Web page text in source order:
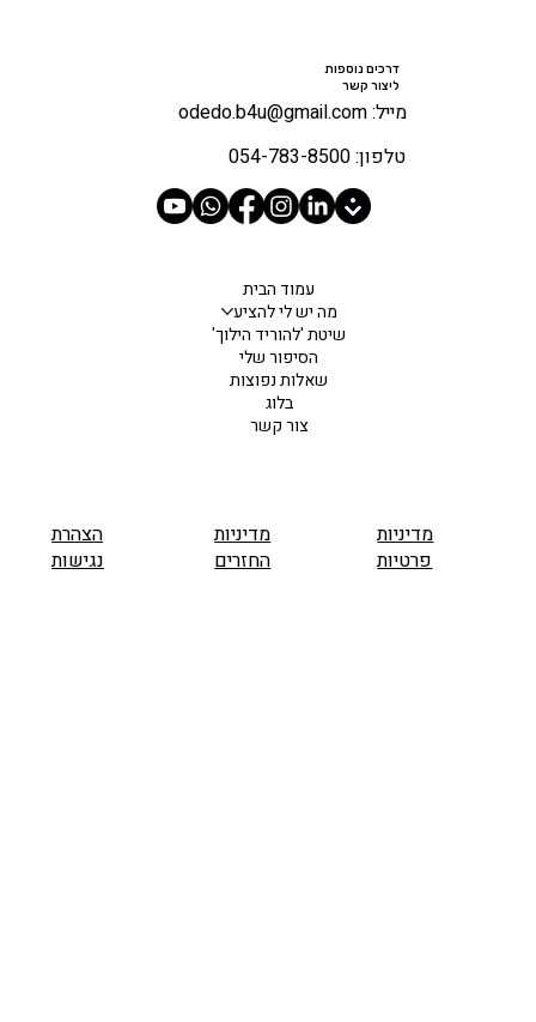
דרכים נוספות
ליצור קשר
מייל: odedo.b4u@gmail.com
טלפון: 054-783-8500
עמוד הבית
מה יש לי להציע
שיטת 'להוריד הילוך'
הסיפור שלי
שאלות נפוצות
בלוג
צור קשר
הצהרת
נגישות
מדיניות
החזרים
מדיניות
פרטיות